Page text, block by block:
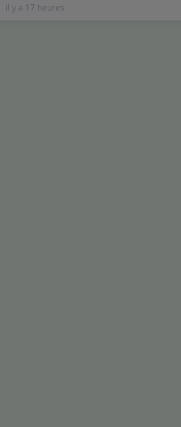
il y a 17 heures